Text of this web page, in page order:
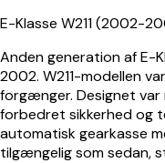
E-Klasse W211 (2002-
Anden generation af E-
2002. W211-modellen
forgænger. Designet
forbedret sikkerhed og
automatisk gearkasse
tilgængelig som sedan,